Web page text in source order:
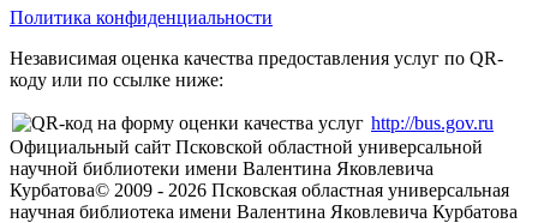
Политика конфиденциальности
Независимая оценка качества предоставления услуг по QR-
коду или по ссылке ниже:
http://bus.gov.ru
Официальный сайт Псковской областной универсальной
научной библиотеки имени Валентина Яковлевича
Курбатова© 2009 - 2026 Псковская областная универсальная
научная библиотека имени Валентина Яковлевича Курбатова